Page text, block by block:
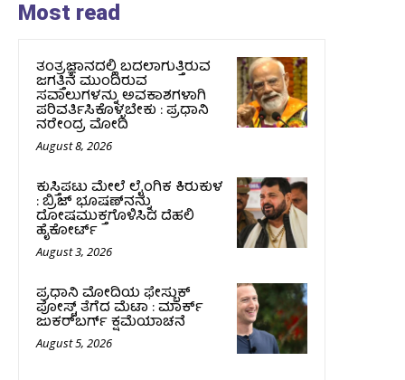
Most read
ತಂತ್ರಜ್ಞಾನದಲ್ಲಿ ಬದಲಾಗುತ್ತಿರುವ
ಜಗತ್ತಿನ ಮುಂದಿರುವ
ಸವಾಲುಗಳನ್ನು ಅವಕಾಶಗಳಾಗಿ
ಪರಿವರ್ತಿಸಿಕೊಳ್ಳಬೇಕು : ಪ್ರಧಾನಿ
ನರೇಂದ್ರ ಮೋದಿ
August 8, 2026
ಕುಸ್ತಿಪಟು ಮೇಲೆ ಲೈಂಗಿಕ ಕಿರುಕುಳ
: ಬ್ರಿಜ್‌ ಭೂಷಣ್‌ನನ್ನು
ದೋಷಮುಕ್ತಗೊಳಿಸಿದ ದೆಹಲಿ
ಹೈಕೋರ್ಟ್‌
August 3, 2026
ಪ್ರಧಾನಿ ಮೋದಿಯ ಫೇಸ್ಬುಕ್‌
ಪೋಸ್ಟ್‌ ತೆಗೆದ ಮೆಟಾ : ಮಾರ್ಕ್
ಜುಕರ್‌ಬರ್ಗ್ ಕ್ಷಮೆಯಾಚನೆ
August 5, 2026